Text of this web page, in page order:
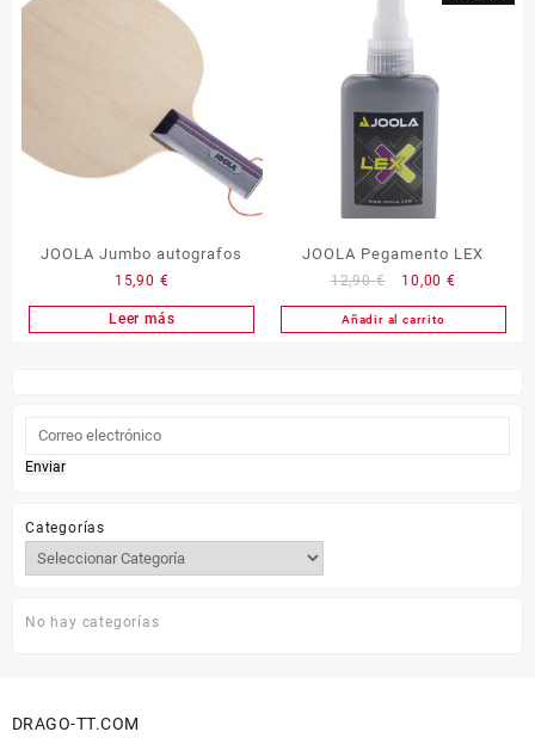
JOOLA Jumbo autografos
15,90 €
Leer más
JOOLA Pegamento LEX
12,90€
El
precio
original
10,00€El
precio
actual
Añadir al carrito
Enviar
Categorías
No hay categorías
DRAGO-TT.COM